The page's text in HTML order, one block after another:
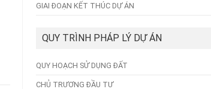
GIAI ĐOẠN KẾT THÚC DỰ ÁN
QUY TRÌNH PHÁP LÝ DỰ ÁN
QUY HOẠCH SỬ DỤNG ĐẤT
CHỦ TRƯƠNG ĐẦU TƯ